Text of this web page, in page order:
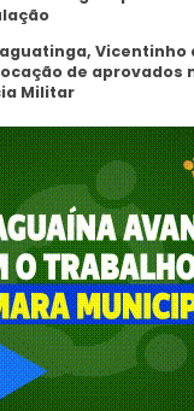
Vicentinho
de aprovados
Militar